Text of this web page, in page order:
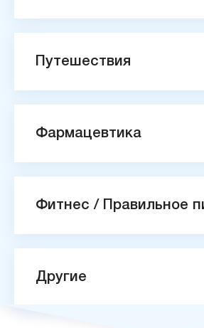
Путешествия
Фармацевтика
Фитнес / Правильное
Другие